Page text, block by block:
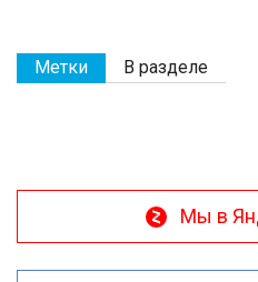
Метки В разделе
Мы в